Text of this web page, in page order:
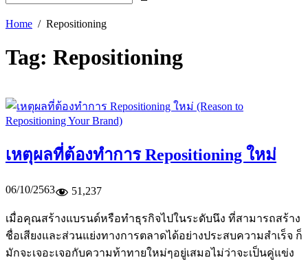
Home Repositioning
Tag: Repositioning
เหตุผลที่ต้องทำการ Repositioning ใหม่
06/10/2563 51,237
เมื่อคุณสร้างแบรนด์หรือทำธุรกิจไปในระดับนึง ที่สามารถสร้าง
ชื่อเสียงและส่วนแย่งทางการตลาดได้อย่างประสบความสำเร็จ ก็
มักจะเจอะเจอกับความท้าทายใหม่ๆอยู่เสมอไม่ว่าจะเป็นคู่แข่ง